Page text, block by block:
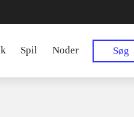
Spil Noder Søg